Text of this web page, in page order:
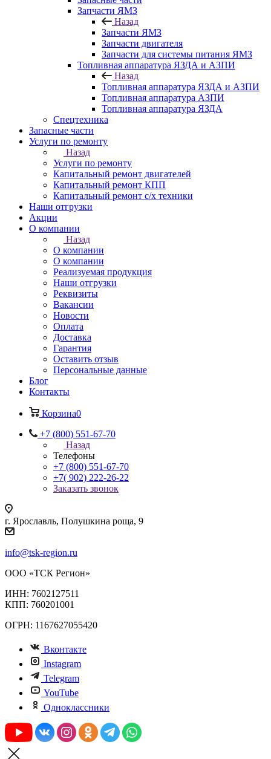
Запчасти ЯМЗ
Назад
Запчасти ЯМЗ
Запчасти двигателя
Запчасти для системы питания ЯМЗ
Топливная аппаратура ЯЗДА и АЗПИ
Назад
Топливная аппаратура ЯЗДА и АЗПИ
Топливная аппаратура АЗПИ
Топливная аппаратура ЯЗДА
Спецтехника
Запасные части
Услуги по ремонту
Назад
Услуги по ремонту
Капитальный ремонт двигателей
Капитальный ремонт КПП
Капитальный ремонт с/х техники
Наши отгрузки
Акции
О компании
Назад
О компании
О компании
Реализуемая продукция
Наши отгрузки
Реквизиты
Вакансии
Новости
Оплата
Доставка
Гарантия
Оставить отзыв
Персональные данные
Блог
Контакты
Корзина0
+7 (800) 551-67-70
Назад
Телефоны
+7 (800) 551-67-70
+7( 902) 222-26-22
Заказать звонок
г. Ярославль, Полушкина роща, 9
info@tsk-region.ru
ООО «ТСК Регион»
ИНН: 7602127511
КПП: 760201001
ОГРН: 1167627055420
Вконтакте
Instagram
Telegram
YouTube
Одноклассники